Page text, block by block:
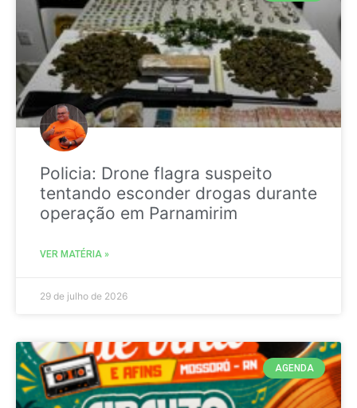
Policia: Drone flagra suspeito
tentando esconder drogas durante
operação em Parnamirim
VER MATÉRIA »
29 de julho de 2026
AGENDA